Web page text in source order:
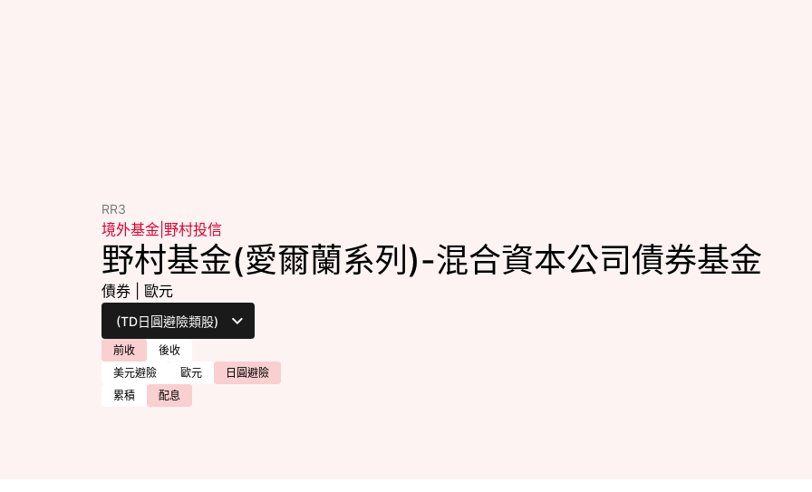
RR3
境外基金 野村投信
野村基金(愛爾蘭系列)-混合資本公司債券基金
債券 歐元
前收
後收
美元避險
歐元
日圓避險
累積
配息